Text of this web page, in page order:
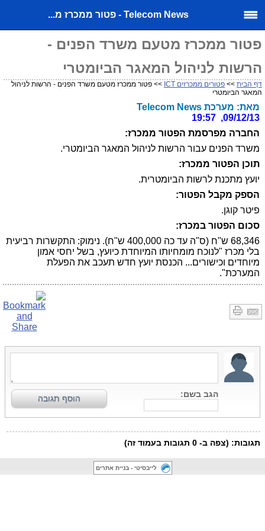
Telecom News - פטור ממכרז מ...
פטור ממכרז מטעם משרד הפנים -
הרשות לניהול המאגר הביומטרי
דף הבית >> פטורים ממכרזים ICT
>> פטור ממכרז מטעם משרד הפנים - הרשות לניהול
המאגר הביומטרי
מאת: מערכת Telecom News
09/12/13, 19:57
החברה מפרסמת הפטור ממכרז:
משרד הפנים עבור הרשות לניהול המאגר הביומטרי.
תוכן הפטור ממכרז:
יועץ מתכנת לרשות הביומטרית.
הספק מקבל הפטור:
פיטר קוגן.
סכום הפטור במכרז:
68,346 ש"ח (ס"ה עד כה 400,000 ש"ח). נימוק: התקשרות רביעית
בלי מכרז "לנוכח מומחיותו המיוחדת כיועץ, בשל יחסי אמון
מיוחדים וכישורים... הכנסת יועץ חדש תעכב את הפעלת
המערכת".
לייבסיטי - בניית אתרים